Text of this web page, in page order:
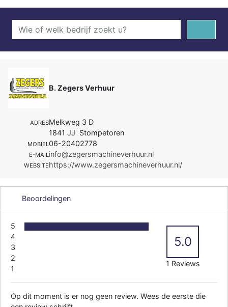
B. Zegers Verhuur
ADRESMelkweg 3 D
1841 JJ Stompetoren
MOBIEL06-20402778
E-MAILinfo@zegersmachineverhuur.nl
WEBSITEhttps://www.zegersmachineverhuur.nl/
Beoordelingen
5
4
3
2
1
5.0
1 Reviews
Op dit moment is er nog geen review. Wees de eerste die